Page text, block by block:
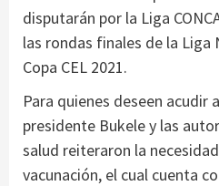
disputarán por la Liga
las rondas finales de la Liga
Copa CEL 2021.
Para quienes deseen acudir
presidente Bukele y las
salud reiteraron la
vacunación, el cual cuenta